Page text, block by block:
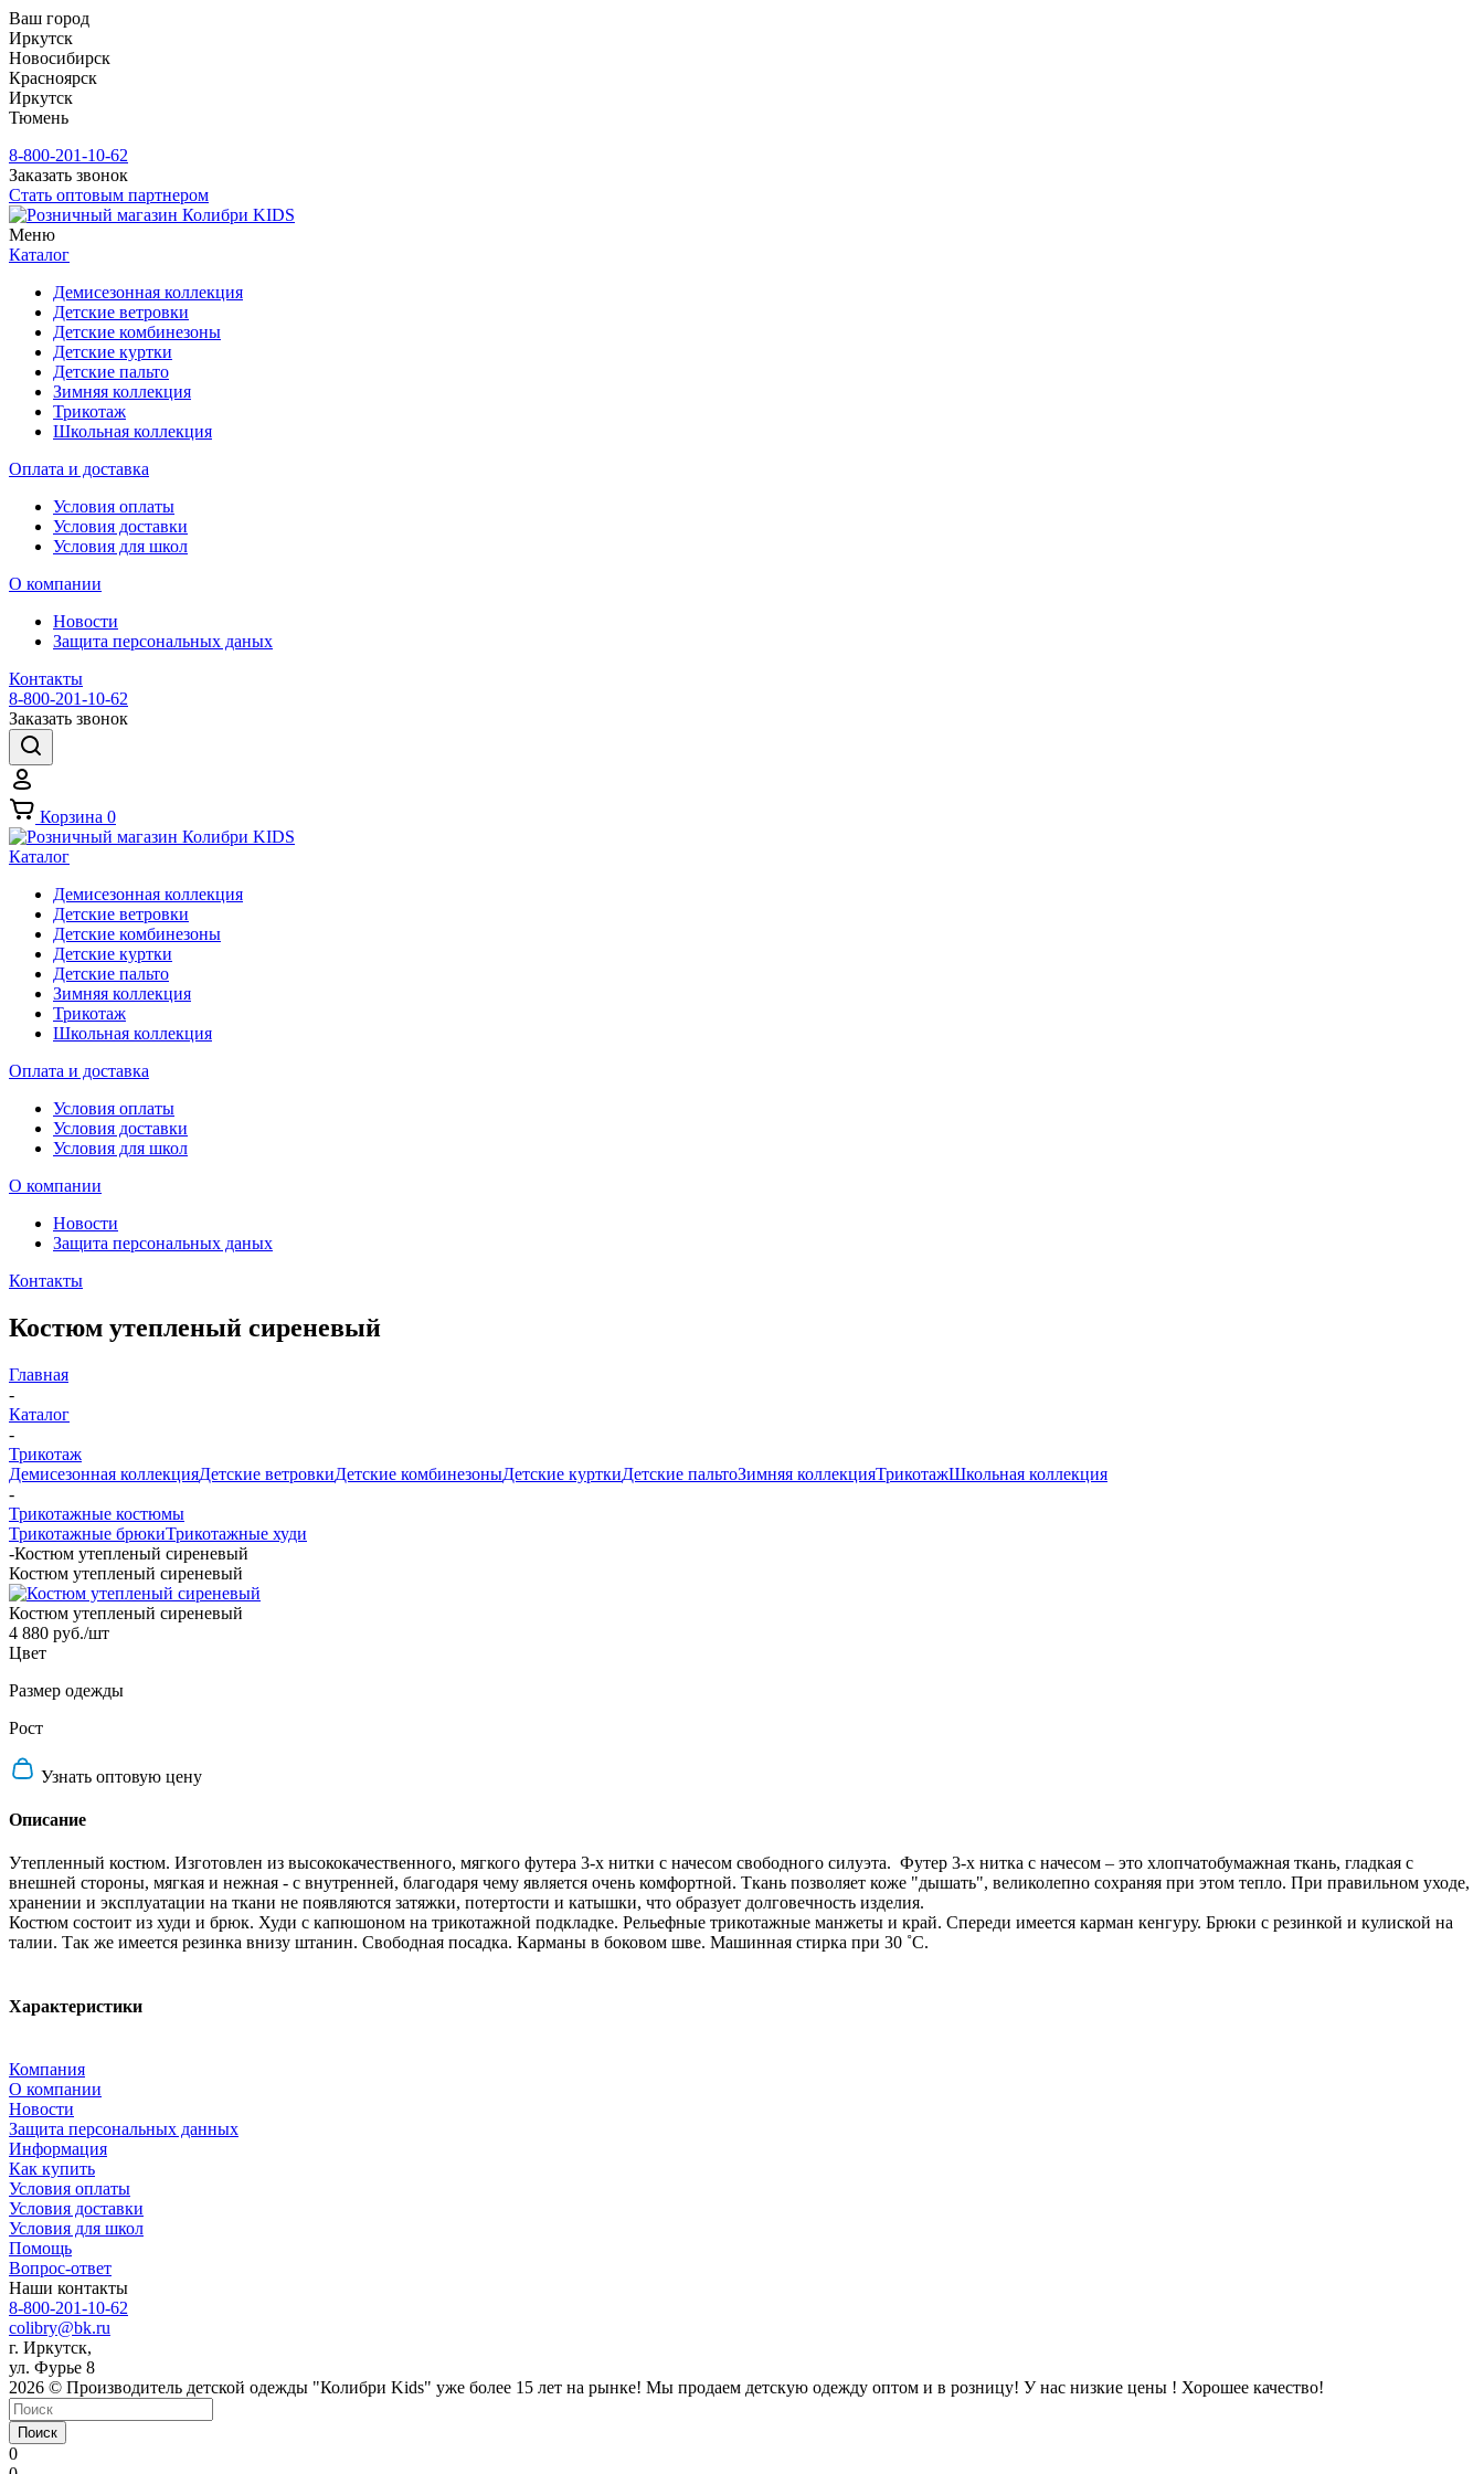
Ваш город
Иркутск
Новосибирск
Красноярск
Иркутск
Тюмень
8-800-201-10-62
Заказать звонок
Стать оптовым партнером
Меню
Каталог
Демисезонная коллекция
Детские ветровки
Детские комбинезоны
Детские куртки
Детские пальто
Зимняя коллекция
Трикотаж
Школьная коллекция
Оплата и доставка
Условия оплаты
Условия доставки
Условия для школ
О компании
Новости
Защита персональных даных
Контакты
8-800-201-10-62
Заказать звонок
Корзина 0
Каталог
Демисезонная коллекция
Детские ветровки
Детские комбинезоны
Детские куртки
Детские пальто
Зимняя коллекция
Трикотаж
Школьная коллекция
Оплата и доставка
Условия оплаты
Условия доставки
Условия для школ
О компании
Новости
Защита персональных даных
Контакты
Костюм утепленый сиреневый
Главная
-
Каталог
-
Трикотаж
Демисезонная коллекцияДетские ветровкиДетские комбинезоныДетские курткиДетские пальтоЗимняя коллекцияТрикотажШкольная коллекция
-
Трикотажные костюмы
Трикотажные брюкиТрикотажные худи
-Костюм утепленый сиреневый
Костюм утепленый сиреневый
Костюм утепленый сиреневый
4 880 руб./шт
Цвет
Размер одежды
Рост
Узнать оптовую цену
Описание
Утепленный костюм. Изготовлен из высококачественного, мягкого футера 3-х нитки с начесом свободного силуэта. Футер 3-х нитка с начесом – это хлопчатобумажная ткань, гладкая с
внешней стороны, мягкая и нежная - с внутренней, благодаря чему является очень комфортной. Ткань позволяет коже "дышать", великолепно сохраняя при этом тепло. При правильном уходе,
хранении и эксплуатации на ткани не появляются затяжки, потертости и катышки, что образует долговечность изделия.
Костюм состоит из худи и брюк. Худи с капюшоном на трикотажной подкладке. Рельефные трикотажные манжеты и край. Спереди имеется карман кенгуру. Брюки с резинкой и кулиской на
талии. Так же имеется резинка внизу штанин. Свободная посадка. Карманы в боковом шве. Машинная стирка при 30 ˚С.
Характеристики
Компания
О компании
Новости
Защита персональных данных
Информация
Как купить
Условия оплаты
Условия доставки
Условия для школ
Помощь
Вопрос-ответ
Наши контакты
8-800-201-10-62
colibry@bk.ru
г. Иркутск,
ул. Фурье 8
2026 © Производитель детской одежды "Колибри Kids" уже более 15 лет на рынке! Мы продаем детскую одежду оптом и в розницу! У нас низкие цены ! Хорошее качество!
Поиск
0